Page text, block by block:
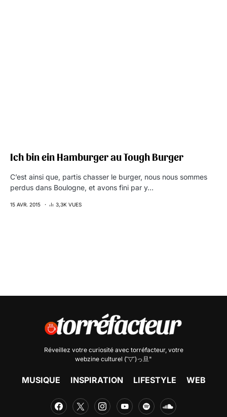
Ich bin ein Hamburger au Tough Burger
C’est ainsi que, partis chasser le burger, nous nous sommes
perdus dans Boulogne, et avons fini par y…
15 AVR. 2015 3,3K VUES
Réveillez votre curiosité avec torréfacteur, votre
webzine culturel (˘▽˘)っ旦"
MUSIQUE INSPIRATION LIFESTYLE WEB